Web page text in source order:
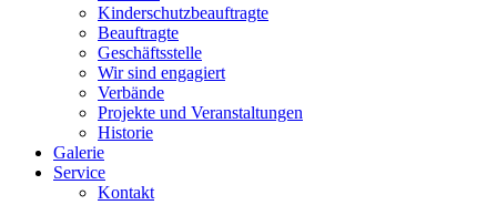
Kinderschutzbeauftragte
Beauftragte
Geschäftsstelle
Wir sind engagiert
Verbände
Projekte und Veranstaltungen
Historie
Galerie
Service
Kontakt